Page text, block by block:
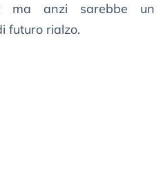
ma anzi sarebbe un
futuro rialzo.